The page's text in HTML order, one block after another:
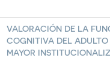
VALORACIÓN DE LA
COGNITIVA DEL ADULTO
MAYOR